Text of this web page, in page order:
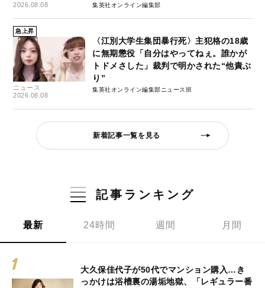
2026.08.08
集英社オンライン編集部
急上昇
ニュース
2026.08.08
〈江別大学生集団暴行死〉主犯格の18歳
に無期懲役「自分はやってねぇ。誰かが
トドメさした」裁判で明かされた“他責ぶ
り”
集英社オンライン編集部ニュース班
新着記事一覧を見る
記事ランキング
最新 24時間 週間 月間
大久保佳代子が50代でマンション購入…き
っかけは浴槽裏の湯垢地獄、「レギュラー番